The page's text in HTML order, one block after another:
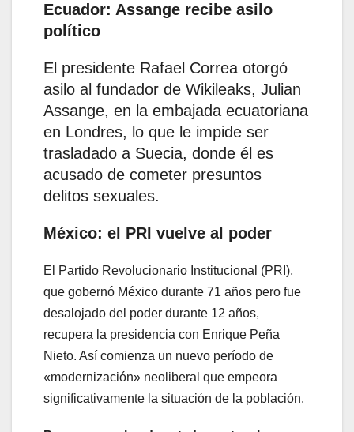
Ecuador: Assange recibe asilo
político
El presidente Rafael Correa otorgó
asilo al fundador de Wikileaks, Julian
Assange, en la embajada ecuatoriana
en Londres, lo que le impide ser
trasladado a Suecia, donde él es
acusado de cometer presuntos
delitos sexuales.
México: el PRI vuelve al poder
El Partido Revolucionario Institucional (PRI),
que gobernó México durante 71 años pero fue
desalojado del poder durante 12 años,
recupera la presidencia con Enrique Peña
Nieto. Así comienza un nuevo período de
«modernización» neoliberal que empeora
significativamente la situación de la población.